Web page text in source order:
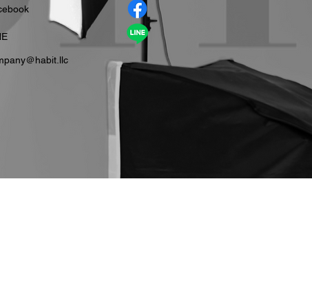
＠habit.llc